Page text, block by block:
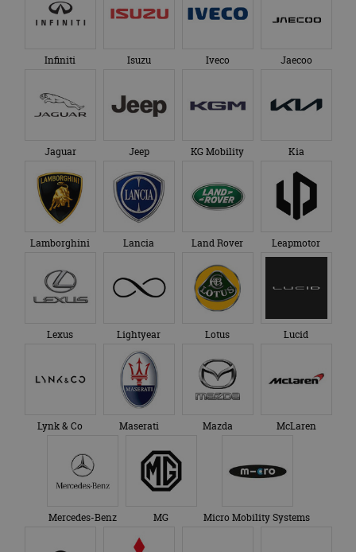
Infiniti Isuzu Iveco Jaecoo
Jaguar Jeep KG Mobility Kia
Lamborghini Lancia Land Rover Leapmotor
Lexus Lightyear Lotus Lucid
Lynk & Co Maserati Mazda McLaren
Mercedes-Benz MG Micro Mobility Systems